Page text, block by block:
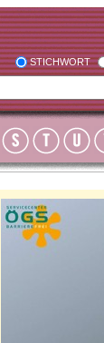
STICHWORT